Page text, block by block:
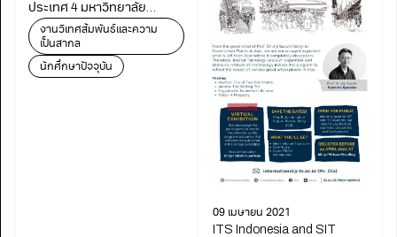
ประเทศ 4 มหาวิทยาลัย
“Global Online Collaborative
Learning : PBL 2021”
งานวิเทศสัมพันธ์และความ
เป็นสากล
นักศึกษาปัจจุบัน
09 เมษายน 2021
ITS Indonesia and SIT